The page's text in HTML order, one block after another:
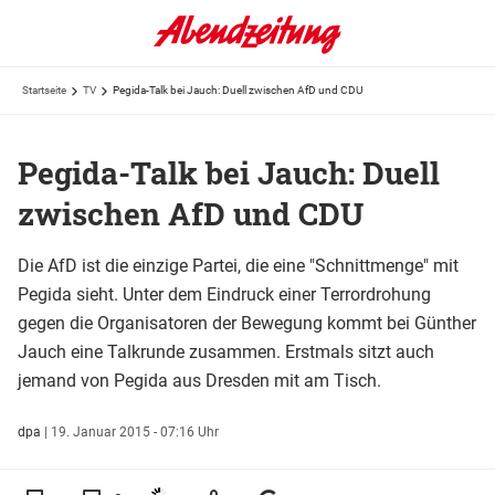
Startseite TV Pegida-Talk bei Jauch: Duell zwischen AfD und CDU
Pegida-Talk bei Jauch: Duell
zwischen AfD und CDU
Die AfD ist die einzige Partei, die eine "Schnittmenge" mit
Pegida sieht. Unter dem Eindruck einer Terrordrohung
gegen die Organisatoren der Bewegung kommt bei Günther
Jauch eine Talkrunde zusammen. Erstmals sitzt auch
jemand von Pegida aus Dresden mit am Tisch.
dpa | 19. Januar 2015 - 07:16 Uhr